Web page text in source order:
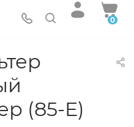
0
(85-E)